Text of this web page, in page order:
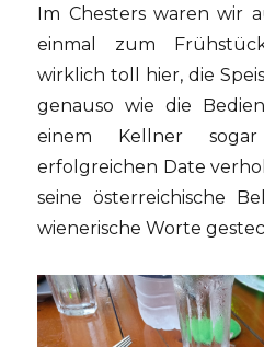
Im Chesters waren wir
einmal zum
wirklich toll hier, die
genauso wie die
einem Kellner
erfolgreichen Date
seine österreichische
wienerische Worte